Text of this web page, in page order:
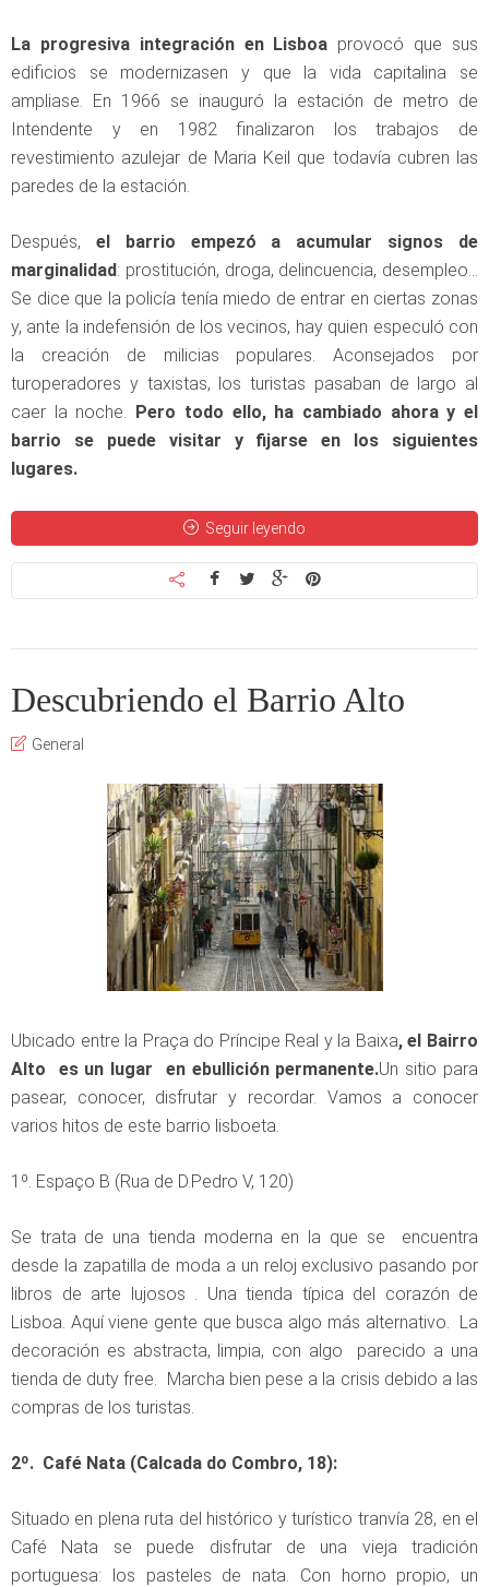
La progresiva integración en Lisboa provocó que sus
edificios se modernizasen y que la vida capitalina se
ampliase. En 1966 se inauguró la estación de metro de
Intendente y en 1982 finalizaron los trabajos de
revestimiento azulejar de Maria Keil que todavía cubren las
paredes de la estación.
Después, el barrio empezó a acumular signos de
marginalidad: prostitución, droga, delincuencia, desempleo…
Se dice que la policía tenía miedo de entrar en ciertas zonas
y, ante la indefensión de los vecinos, hay quien especuló con
la creación de milicias populares. Aconsejados por
turoperadores y taxistas, los turistas pasaban de largo al
caer la noche. Pero todo ello, ha cambiado ahora y el
barrio se puede visitar y fijarse en los siguientes
lugares.
Seguir leyendo
Descubriendo el Barrio Alto
General
Ubicado entre la Praça do Príncipe Real y la Baixa, el Bairro
Alto es un lugar en ebullición permanente.Un sitio para
pasear, conocer, disfrutar y recordar. Vamos a conocer
varios hitos de este barrio lisboeta.
1º. Espaço B (Rua de D.Pedro V, 120)
Se trata de una tienda moderna en la que se encuentra
desde la zapatilla de moda a un reloj exclusivo pasando por
libros de arte lujosos . Una tienda típica del corazón de
Lisboa. Aquí viene gente que busca algo más alternativo. La
decoración es abstracta, limpia, con algo parecido a una
tienda de duty free. Marcha bien pese a la crisis debido a las
compras de los turistas.
2º. Café Nata (Calcada do Combro, 18):
Situado en plena ruta del histórico y turístico tranvía 28, en el
Café Nata se puede disfrutar de una vieja tradición
portuguesa: los pasteles de nata. Con horno propio, un